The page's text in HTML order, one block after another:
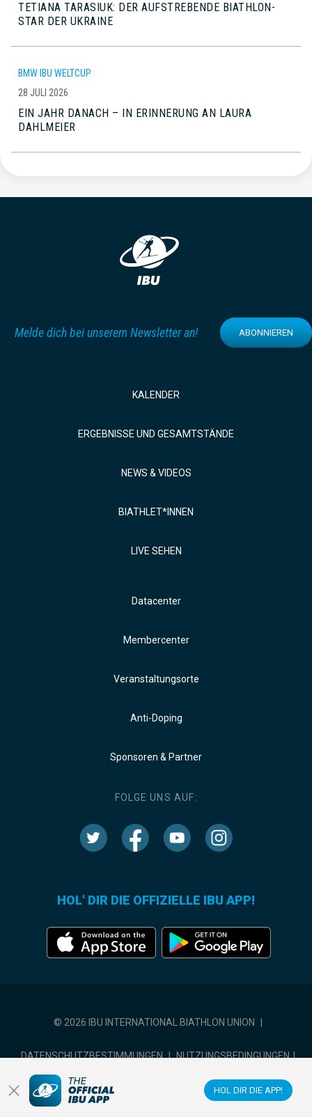
TETIANA TARASIUK: DER AUFSTREBENDE BIATHLON-
STAR DER UKRAINE
BMW IBU WELTCUP
28 JULI 2026
EIN JAHR DANACH – IN ERINNERUNG AN LAURA
DAHLMEIER
HOL DIR DIE APP!
Melde dich bei unserem Newsletter an! ABONNIEREN
KALENDER
ERGEBNISSE UND GESAMTSTÄNDE
NEWS & VIDEOS
BIATHLET*INNEN
LIVE SEHEN
Datacenter
Membercenter
Veranstaltungsorte
Anti-Doping
Sponsoren & Partner
FOLGE UNS AUF:
HOL' DIR DIE OFFIZIELLE IBU APP!
© 2026 IBU INTERNATIONAL BIATHLON UNION
DATENSCHUTZBESTIMMUNGEN | NUTZUNGSBEDINGUNGEN |
COOKIE-EINSTELLUNGEN